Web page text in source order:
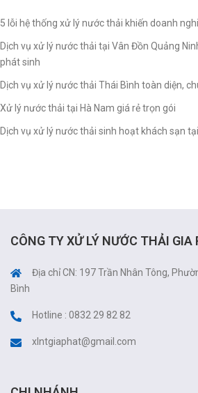
5 lỗi hệ thống xử lý nước thải khiến doanh
Dịch vụ xử lý nước thải tại Vân Đồn Quảng
phát sinh
Dịch vụ xử lý nước thải Thái Bình toàn diện,
Xử lý nước thải tại Hà Nam giá rẻ trọn gói
Dịch vụ xử lý nước thải sinh hoạt khách sạn
CÔNG TY XỬ LÝ NƯỚC THẢI GIA
Địa chỉ CN: 197 Trần Nhân Tông,
Bình
Hotline : 0832 29 82 82
xlntgiaphat@gmail.com